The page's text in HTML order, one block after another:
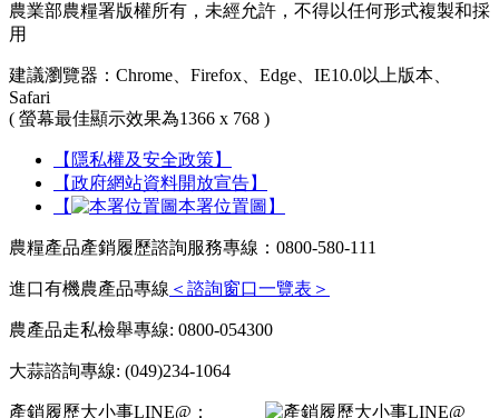
農業部農糧署版權所有，未經允許，不得以任何形式複製和採
用
建議瀏覽器：Chrome、Firefox、Edge、IE10.0以上版本、
Safari
( 螢幕最佳顯示效果為1366 x 768 )
【隱私權及安全政策】
【政府網站資料開放宣告】
【
本署位置圖】
農糧產品產銷履歷諮詢服務專線：0800-580-111
進口有機農產品專線 ＜諮詢窗口一覽表＞
農產品走私檢舉專線: 0800-054300
大蒜諮詢專線: (049)234-1064
產銷履歷大小事LINE@：